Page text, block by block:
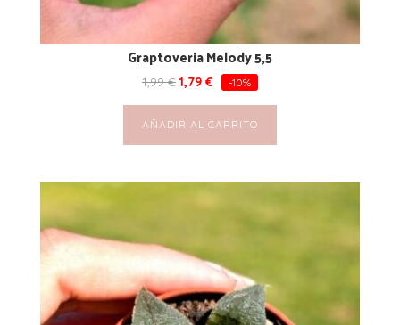
Graptoveria Melody 5,5
1,99€ 1,79 € -10%
AÑADIR AL CARRITO